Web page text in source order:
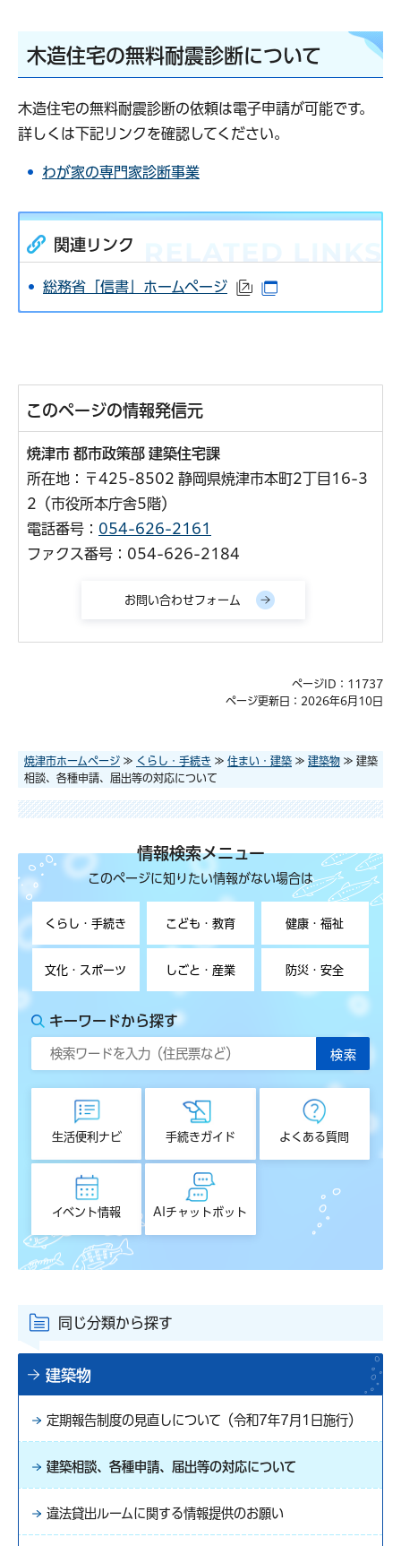
木造住宅の無料耐震診断について
木造住宅の無料耐震診断の依頼は電子申請が可能です。
詳しくは下記リンクを確認してください。
わが家の専門家診断事業
関連リンク
総務省「信書」ホームページ （外部サイトへリンク
このページの情報発信元
焼津市 都市政策部 建築住宅課
所在地：〒425-8502 静岡県焼津市本町2丁目16-3
2（市役所本庁舎5階）
電話番号： 054-626-2161
ファクス番号：054-626-2184
ページID：11737
ページ更新日：2026年6月10日
焼津市ホームページ ≫ くらし・手続き ≫ 住まい・建築 ≫ 建築物 ≫ 建築
相談、各種申請、届出等の対応について
情報検索メニュー
このページに知りたい情報がない場合は
くらし・手続き こども・教育 健康・福祉
文化・スポーツ しごと・産業 防災・安全
キーワードから探す
生活便利ナビ 手続きガイド よくある質問
イベント情報 AIチャットボット
同じ分類から探す
建築物
定期報告制度の見直しについて（令和7年7月1日施行）
建築相談、各種申請、届出等の対応について
違法貸出ルームに関する情報提供のお願い